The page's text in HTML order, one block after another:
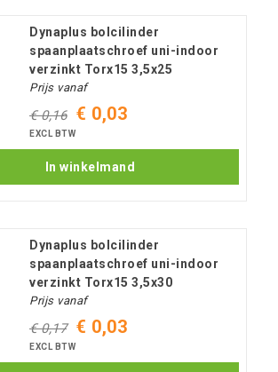
Dynaplus bolcilinder
spaanplaatschroef uni-indoor
verzinkt Torx15 3,5x25
Prijs vanaf
€ 0,16 € 0,03
EXCL BTW
In winkelmand
Dynaplus bolcilinder
spaanplaatschroef uni-indoor
verzinkt Torx15 3,5x30
Prijs vanaf
€ 0,17 € 0,03
EXCL BTW